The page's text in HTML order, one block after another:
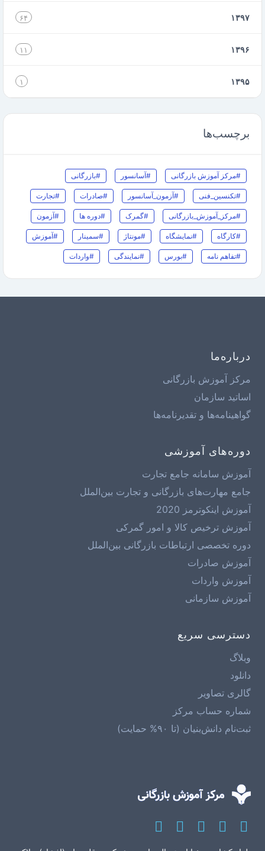
۱۳۹۷ ۶۴
۱۳۹۶ ۱۱
۱۳۹۵ ۱
برچسب‌ها
#مرکز آموزش بازرگانی #آسانسور #بازرگانی
#تکنسین_فنی #آزمون_آسانسور #صادرات #تجارت
#مرکز_آموزش_بازرگانی #گمرک #دوره ها #آزمون
#کارگاه #نمایشگاه #مونتاژ #سمینار #آموزش
#تفاهم نامه #بورس #نمایندگی #واردات
درباره‌ما
مرکز آموزش بازرگانی
اساتید سازمان
گواهینامه‌ها و تقدیرنامه‌ها
دوره‌های آموزشی
آموزش سامانه جامع تجارت
جامع مهارت‌های بازرگانی و تجارت بین‌الملل
آموزش اینکوترمز 2020
آموزش ترخیص کالا و امور گمرکی
دوره تخصصی ارتباطات بازرگانی بین‌الملل
آموزش صادرات
آموزش واردات
آموزش سازمانی
دسترسی سریع
وبلاگ
دانلود
گالری تصاویر
شماره حساب مرکز
ثبت‌نام دانش‌بنیان (تا ۹۰% حمایت)